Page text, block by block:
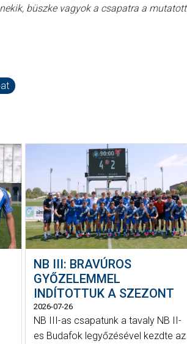
büszke vagyok a csapatra a mutatott
NB III: BRAVÚROS
GYŐZELEMMEL
INDÍTOTTUK A SZEZONT
2026-07-26
NB III-as csapatunk a tavaly NB II-
es Budafok legyőzésével kezdte az